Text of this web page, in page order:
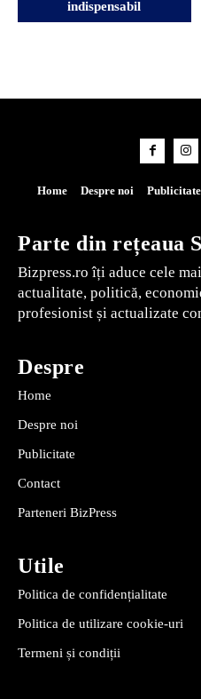
indispensabil
Home Despre noi Publicitate
Parte din rețeaua
Bizpress.ro îți aduce cele
actualitate, politică,
profesionist și actualizate
Despre
Home
Despre noi
Publicitate
Contact
Parteneri BizPress
Utile
Politica de confidențialitate
Politica de utilizare cookie-uri
Termeni și condiții